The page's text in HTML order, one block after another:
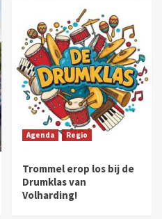
Agenda Regio
Trommel erop los bij de
Drumklas van
Volharding!